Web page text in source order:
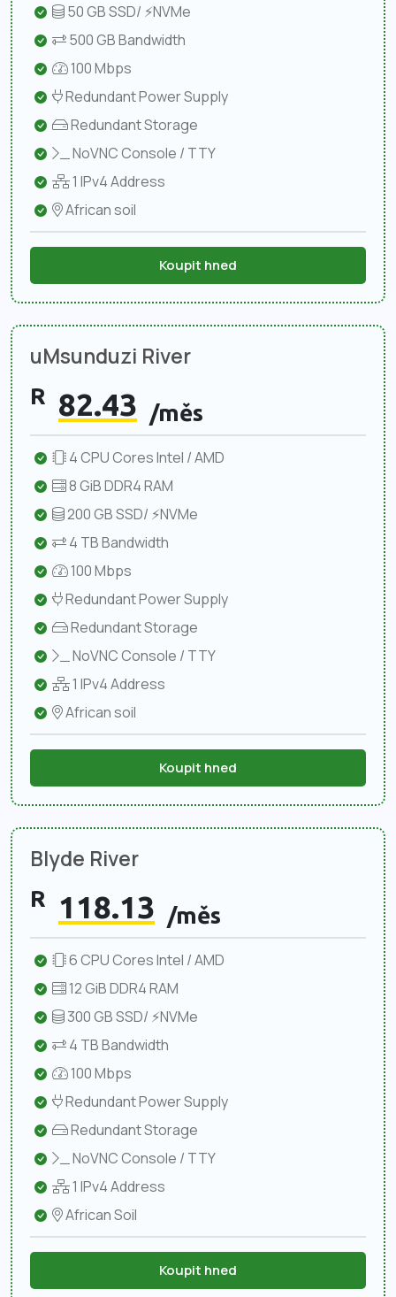
50 GB SSD/ ⚡NVMe
500 GB Bandwidth
100 Mbps
Redundant Power Supply
Redundant Storage
NoVNC Console / TTY
1 IPv4 Address
African soil
Koupit hned
uMsunduzi River
R 82.43 /měs
4 CPU Cores Intel / AMD
8 GiB DDR4 RAM
200 GB SSD/ ⚡NVMe
4 TB Bandwidth
100 Mbps
Redundant Power Supply
Redundant Storage
NoVNC Console / TTY
1 IPv4 Address
African soil
Koupit hned
Blyde River
R 118.13 /měs
6 CPU Cores Intel / AMD
12 GiB DDR4 RAM
300 GB SSD/ ⚡NVMe
4 TB Bandwidth
100 Mbps
Redundant Power Supply
Redundant Storage
NoVNC Console / TTY
1 IPv4 Address
African Soil
Koupit hned